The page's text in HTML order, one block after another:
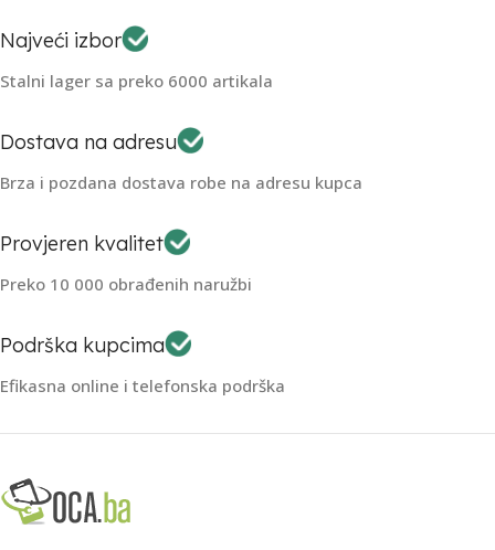
Najveći izbor
Stalni lager sa preko 6000 artikala
Dostava na adresu
Brza i pozdana dostava robe na adresu kupca
Provjeren kvalitet
Preko 10 000 obrađenih naružbi
Podrška kupcima
Efikasna online i telefonska podrška